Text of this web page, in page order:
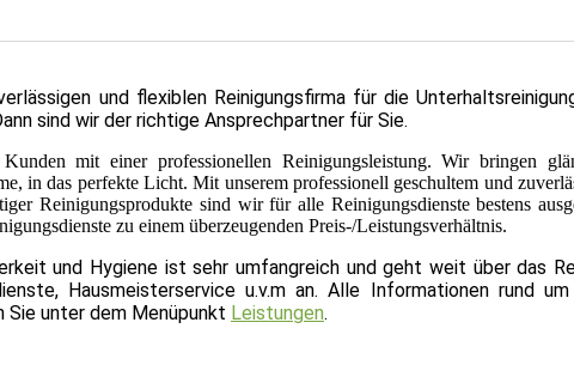
und flexiblen Reinigungsfirma für die
sind wir der richtige Ansprechpartner für Sie.
mit einer professionellen Reinigungsleistung. Wir bringen
in das perfekte Licht. Mit unserem professionell geschultem und
Reinigungsprodukte sind wir für alle Reinigungsdienste bestens
zu einem überzeugenden Preis-/Leistungsverhältnis.
und Hygiene ist sehr umfangreich und geht weit über das
Hausmeisterservice u.v.m an. Alle Informationen rund
unter dem Menüpunkt Leistungen.